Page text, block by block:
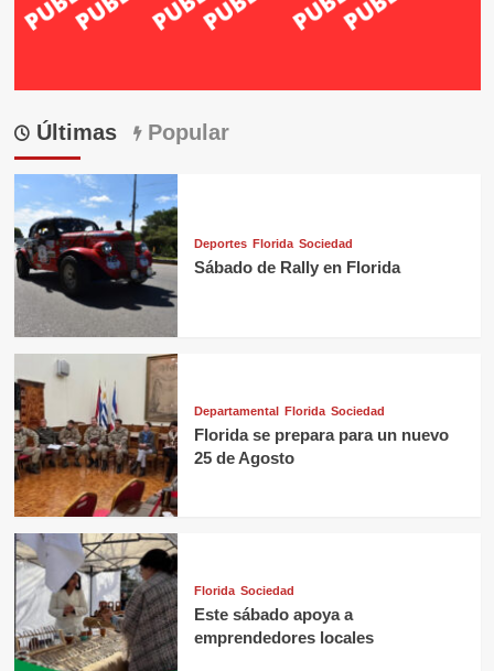
Últimas Popular
Deportes Florida Sociedad
Sábado de Rally en Florida
Departamental Florida Sociedad
Florida se prepara para un nuevo
25 de Agosto
Florida Sociedad
Este sábado apoya a
emprendedores locales